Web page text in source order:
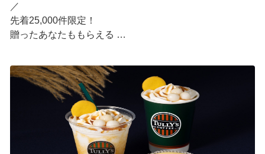
／ ​
先着25,000件限定！​
贈ったあなたももらえる ​
LINEギフト限定！ タリーズデジタルギフト2,000円分を
贈ると、自分も500円分のデジタルギフトがもらえるキャ
ンペーンがス ···